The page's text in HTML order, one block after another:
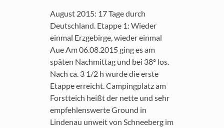
August 2015: 17 Tage durch
Deutschland. Etappe 1: Wieder
einmal Erzgebirge, wieder einmal
Aue Am 06.08.2015 ging es am
späten Nachmittag und bei 38° los.
Nach ca. 3 1/2 h wurde die erste
Etappe erreicht. Campingplatz am
Forstteich heißt der nette und sehr
empfehlenswerte Ground in
Lindenau unweit von Schneeberg im